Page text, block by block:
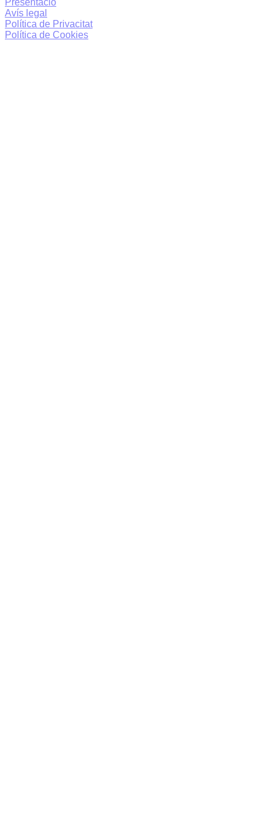
Presentació
Avís legal
Política de Privacitat
Política de Cookies